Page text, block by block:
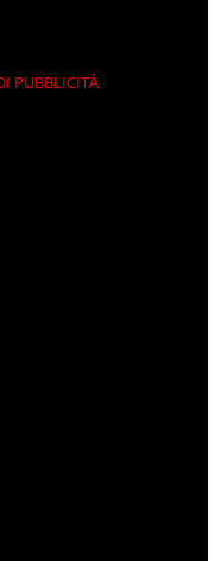
PUBBLICITÀ